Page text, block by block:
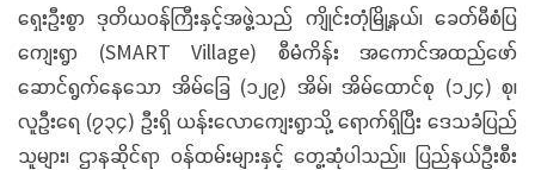
ရှေးဦးစွာ ဒုတိယဝန်ကြီးနှင့်အဖွဲ့သည် ကျိုင်းတုံမြို့နယ်၊ ခေတ်မီစံပြ
ကျေးရွာ (SMART Village) စီမံကိန်း အကောင်အထည်ဖော်
ဆောင်ရွက်နေသော အိမ်ခြေ (၁၂၉) အိမ်၊ အိမ်ထောင်စု (၁၂၄) စု၊
လူဦးရေ (၇၃၄) ဦးရှိ ယန်းလောကျေးရွာသို့ ရောက်ရှိပြီး ဒေသခံပြည်
သူများ၊ ဌာနဆိုင်ရာ ဝန်ထမ်းများနှင့် တွေ့ဆုံပါသည်။ ပြည်နယ်ဦးစီး